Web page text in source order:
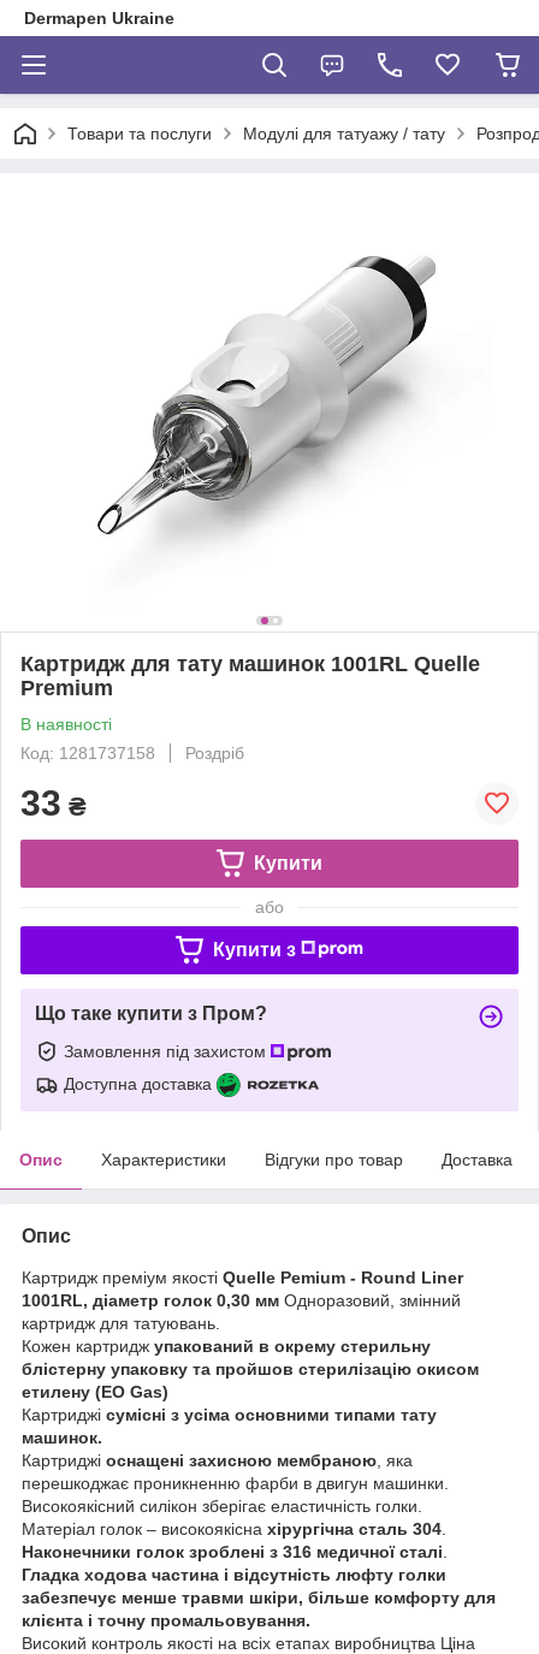
Dermapen Ukraine
Товари та послуги Модулі для татуажу / тату
Картридж для тату машинок 1001RL Quelle
Premium
В наявності
Код: 1281737158
Роздріб
33 ₴
Купити
або
Купити з
Що таке купити з Пром?
Замовлення під захистом
Доступна доставка
Опис Характеристики Відгуки про товар Доставка
Опис
Картридж преміум якості Quelle Pemium - Round Liner
1001RL, діаметр голок 0,30 мм Одноразовий, змінний
картридж для татуювань.
Кожен картридж упакований в окрему стерильну
блістерну упаковку та пройшов стерилізацію окисом
етилену (EO Gas)
Картриджі сумісні з усіма основними типами тату
машинок.
Картриджі оснащені захисною мембраною , яка
перешкоджає проникненню фарби в двигун машинки.
Високоякісний силікон зберігає еластичність голки.
Матеріал голок – високоякісна хірургічна сталь 304
Наконечники голок зроблені з 316 медичної сталі
Гладка ходова частина і відсутність люфту голки
забезпечує менше травми шкіри, більше комфорту для
клієнта і точну промальовування.
Високий контроль якості на всіх етапах виробництва Ціна